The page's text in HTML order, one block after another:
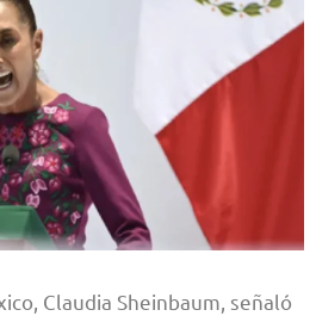
Claudia Sheinbaum, señaló